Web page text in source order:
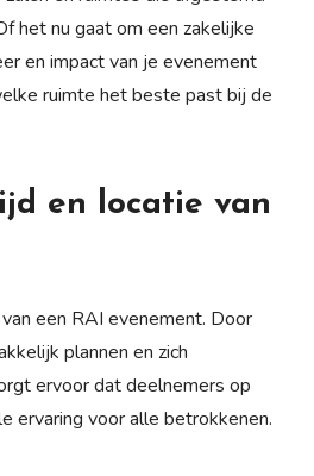
het nu gaat om een zakelijke
en impact van je evenement
ruimte het beste past bij de
en locatie van
een RAI evenement. Door
plannen en zich
ervoor dat deelnemers op
ervaring voor alle betrokkenen.